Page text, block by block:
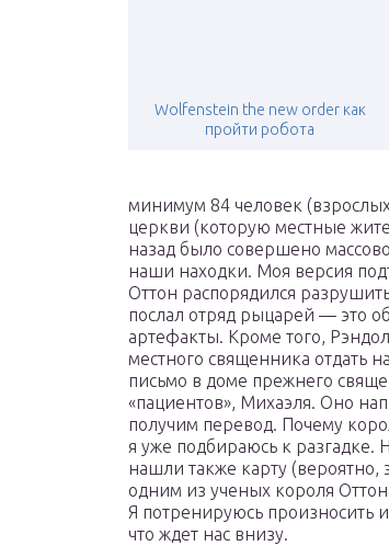
Wolfenstein the new order как
пройти робота
минимум 84 человек
церкви (которую местные
назад было совершено
наши находки. Моя версия
Оттон распорядился
послал отряд рыцарей — это
артефакты. Кроме того,
местного священника отдать
письмо в доме прежнего
«пациентов», Михаэля. Оно
получим перевод. Почему
я уже подбираюсь к
нашли также карту (вероятно,
одним из ученых короля
Я потренируюсь произносить
что ждет нас внизу.